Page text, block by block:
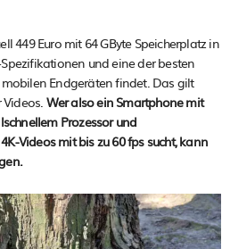
449 Euro mit 64 GByte Speicherplatz in
und eine der besten
Endgeräten findet. Das gilt
Wer also ein Smartphone mit
Prozessor und
Videos mit bis zu 60 fps sucht, kann